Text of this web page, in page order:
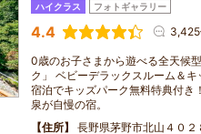
ハイクラス フォトギャラリー
4.4
0歳のお子さまから遊べる全天候
ク」 ベビーデラックスルーム＆
宿泊でキッズパーク無料特典付き
泉が自慢の宿。
住所
長野県茅野市北山４０２